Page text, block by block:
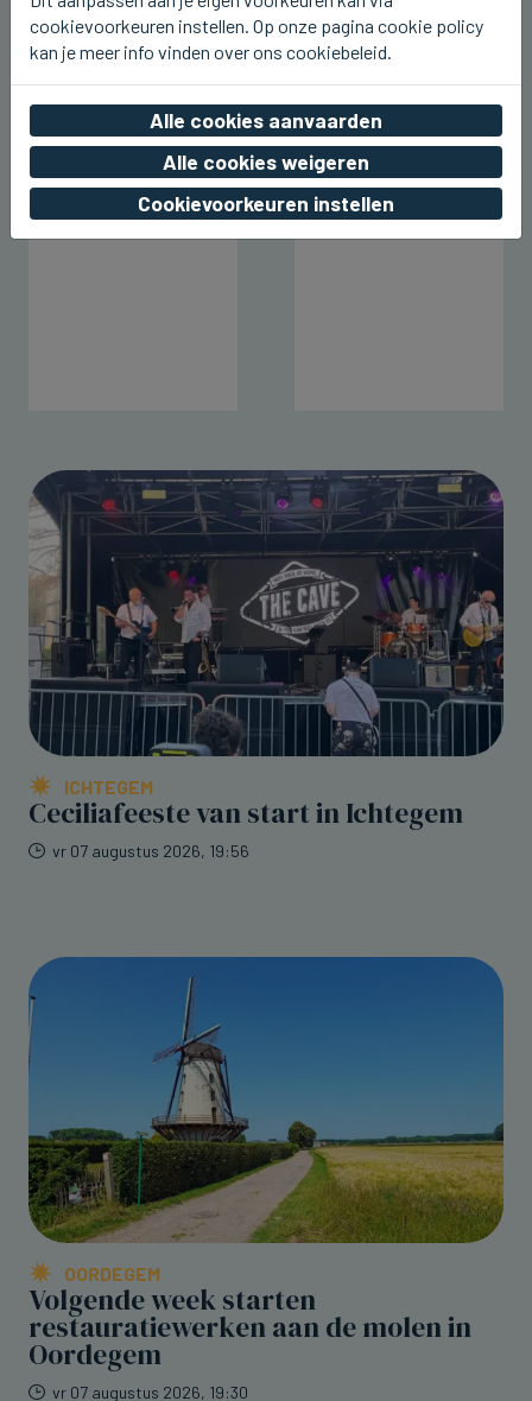
ICHTEGEM
Ceciliafeeste van start in Ichtegem
vr 07 augustus 2026, 19:56
OORDEGEM
Volgende week starten
restauratiewerken aan de molen in
Oordegem
vr 07 augustus 2026, 19:30
cookievoorkeuren instellen. Op onze pagina cookie policy
kan je meer info vinden over ons cookiebeleid.
Alle cookies aanvaarden
Alle cookies weigeren
Cookievoorkeuren instellen